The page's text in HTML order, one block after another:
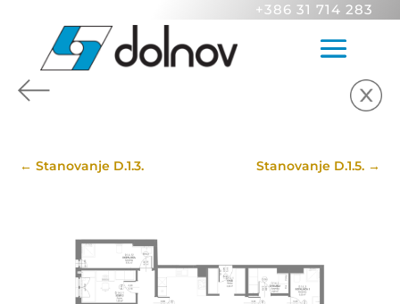
+386 31 714 283
←Stanovanje D.1.3. Stanovanje D.1.5.→